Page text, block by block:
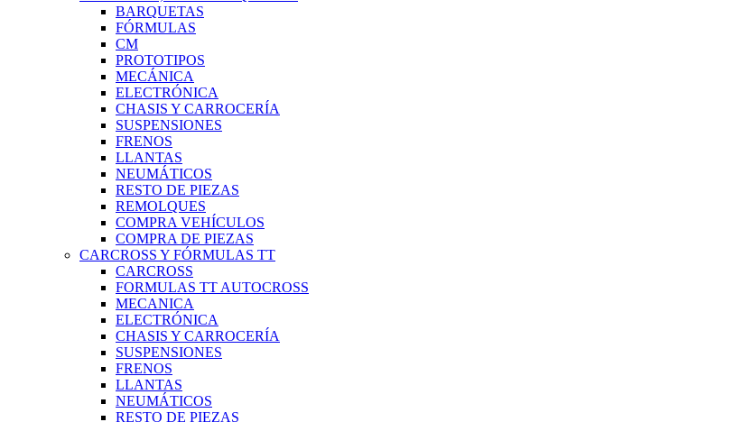
BARQUETAS
FÓRMULAS
CM
PROTOTIPOS
MECÁNICA
ELECTRÓNICA
CHASIS Y CARROCERÍA
SUSPENSIONES
FRENOS
LLANTAS
NEUMÁTICOS
RESTO DE PIEZAS
REMOLQUES
COMPRA VEHÍCULOS
COMPRA DE PIEZAS
CARCROSS Y FÓRMULAS TT
CARCROSS
FORMULAS TT AUTOCROSS
MECANICA
ELECTRÓNICA
CHASIS Y CARROCERÍA
SUSPENSIONES
FRENOS
LLANTAS
NEUMÁTICOS
RESTO DE PIEZAS